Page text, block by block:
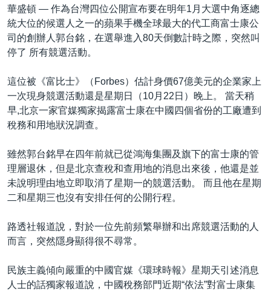
美國專訊
視頻存檔
新聞音頻
海外港人
美國透視
建國史話
廣播節目表
國語
關注我們
其他語言網站
華盛頓 — 作為台灣四位公開宣布要在明年1月大選中角逐總
統大位的候選人之一的蘋果手機全球最大的代工商富士康公
司的創辦人郭台銘，在選舉進入80天倒數計時之際，突然叫
停了 所有競選活動。
這位被《富比士》（Forbes）估計身價67億美元的企業家上
一次現身競選活動還是星期日（10月22日）晚上。 當天稍
早,北京一家官媒獨家揭露富士康在中國四個省份的工廠遭到
稅務和用地狀況調查。
雖然郭台銘早在四年前就已從鴻海集團及旗下的富士康的管
理層退休，但是北京查稅和查用地的消息出來後，他還是並
未說明理由地立即取消了星期一的競選活動。 而且他在星期
二和星期三也沒有安排任何的公開行程。
路透社報道說，對於一位先前頻繁舉辦和出席競選活動的人
而言，突然隱身顯得很不尋常。
民族主義傾向嚴重的中國官媒《環球時報》星期天引述消息
人士的話獨家報道說，中國稅務部門近期“依法”對富士康集